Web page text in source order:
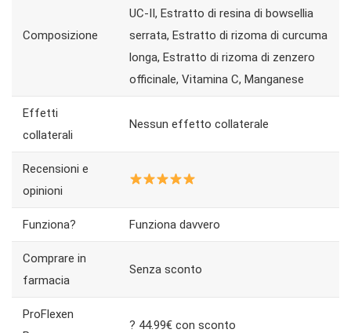
Composizione
UC-II, Estratto di resina di bowsellia
serrata, Estratto di rizoma di curcuma
longa, Estratto di rizoma di zenzero
officinale, Vitamina C, Manganese
Effetti
collaterali
Nessun effetto collaterale
Recensioni e
opinioni
Funziona? Funziona davvero
Comprare in
farmacia
Senza sconto
ProFlexen
? 44.99€ сon sconto